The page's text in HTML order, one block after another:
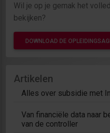
Wil je op je gemak het
bekijken?
DOWNLOAD DE
Artikelen
Alles over subsidie met
Van financiële data naar
van de controller